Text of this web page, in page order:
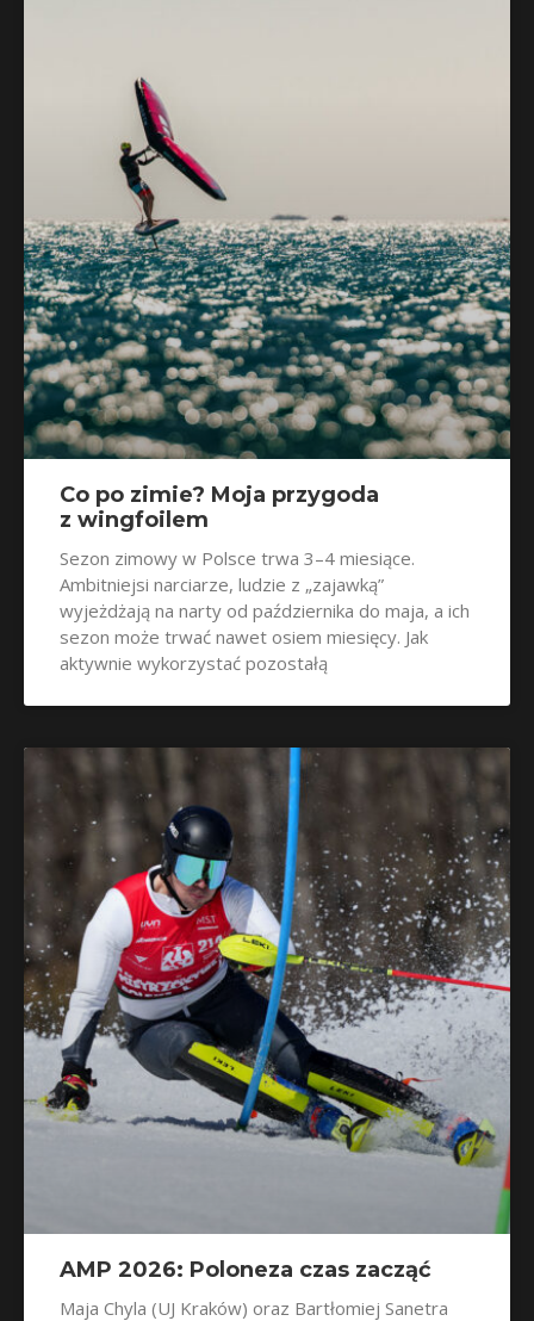
Co po zimie? Moja przygoda
z wingfoilem
Sezon zimowy w Polsce trwa 3–4 miesiące.
Ambitniejsi narciarze, ludzie z „zajawką”
wyjeżdżają na narty od października do maja, a ich
sezon może trwać nawet osiem miesięcy. Jak
aktywnie wykorzystać pozostałą
AMP 2026: Poloneza czas zacząć
Maja Chyla (UJ Kraków) oraz Bartłomiej Sanetra